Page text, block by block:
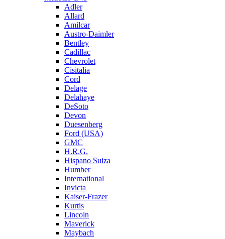
Adler
Allard
Amilcar
Austro-Daimler
Bentley
Cadillac
Chevrolet
Cisitalia
Cord
Delage
Delahaye
DeSoto
Devon
Duesenberg
Ford (USA)
GMC
H.R.G.
Hispano Suiza
Humber
International
Invicta
Kaiser-Frazer
Kurtis
Lincoln
Maverick
Maybach